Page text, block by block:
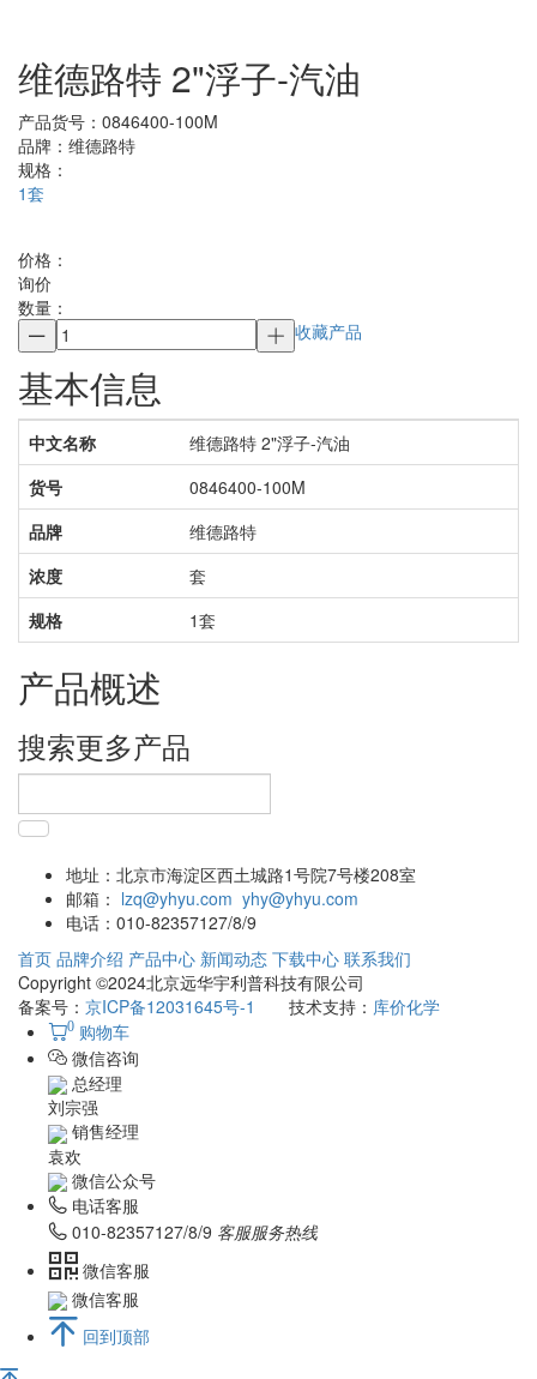
维德路特 2"浮子-汽油
产品货号： 0846400-100M
品牌： 维德路特
规格：
1套
价格：
询价
数量：
收藏产品
基本信息
中文名称
维德路特 2"浮子-汽油
货号
0846400-100M
品牌
维德路特
浓度
套
规格
1套
产品概述
搜索更多产品
地址： 北京市海淀区西土城路1号院7号楼208室
邮箱： lzq@yhyu.com yhy@yhyu.com
电话： 010-82357127/8/9
首页 品牌介绍 产品中心 新闻动态 下载中心 联系我们
Copyright ©2024北京远华宇利普科技有限公司
备案号： 京ICP备12031645号-1 技术支持： 库价化学
0 购物车
微信咨询
总经理
刘宗强
销售经理
袁欢
微信公众号
电话客服
010-82357127/8/9 客服服务热线
微信客服
微信客服
回到顶部